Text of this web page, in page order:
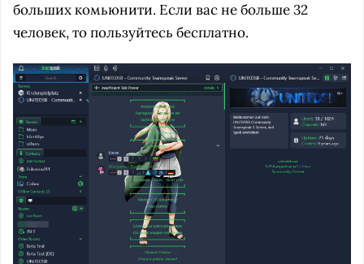
больших комьюнити. Если вас не больше 32
человек, то пользуйтесь бесплатно.